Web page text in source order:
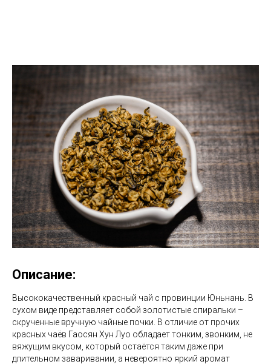
Описание:
Высококачественный красный чай с провинции Юньнань. В
сухом виде представляет собой золотистые спиральки –
скрученные вручную чайные почки. В отличие от прочих
красных чаёв Гаосян Хун Луо обладает тонким, звонким, не
вяжущим вкусом, который остаётся таким даже при
длительном заваривании, а невероятно яркий аромат